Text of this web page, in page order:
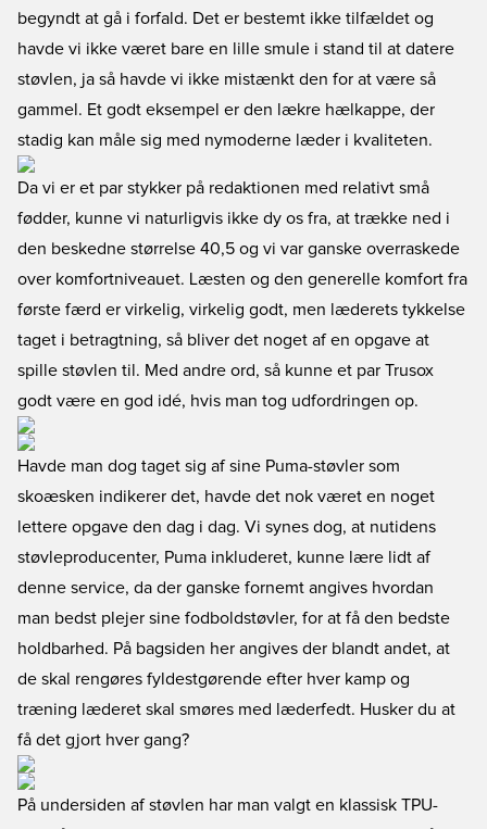
begyndt at gå i forfald. Det er bestemt ikke tilfældet og
havde vi ikke været bare en lille smule i stand til at datere
støvlen, ja så havde vi ikke mistænkt den for at være så
gammel. Et godt eksempel er den lækre hælkappe, der
stadig kan måle sig med nymoderne læder i kvaliteten.
Da vi er et par stykker på redaktionen med relativt små
fødder, kunne vi naturligvis ikke dy os fra, at trække ned i
den beskedne størrelse 40,5 og vi var ganske overraskede
over komfortniveauet. Læsten og den generelle komfort fra
første færd er virkelig, virkelig godt, men læderets tykkelse
taget i betragtning, så bliver det noget af en opgave at
spille støvlen til. Med andre ord, så kunne et par Trusox
godt være en god idé, hvis man tog udfordringen op.
Havde man dog taget sig af sine Puma-støvler som
skoæsken indikerer det, havde det nok været en noget
lettere opgave den dag i dag. Vi synes dog, at nutidens
støvleproducenter, Puma inkluderet, kunne lære lidt af
denne service, da der ganske fornemt angives hvordan
man bedst plejer sine fodboldstøvler, for at få den bedste
holdbarhed. På bagsiden her angives der blandt andet, at
de skal rengøres fyldestgørende efter hver kamp og
træning læderet skal smøres med læderfedt. Husker du at
få det gjort hver gang?
På undersiden af støvlen har man valgt en klassisk TPU-